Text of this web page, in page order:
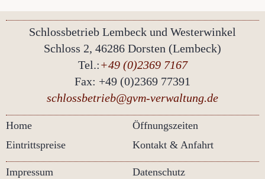
Schlossbetrieb Lembeck und Westerwinkel
Schloss 2, 46286 Dorsten (Lembeck)
Tel.:+49 (0)2369 7167
Fax: +49 (0)2369 77391
schlossbetrieb@gvm-verwaltung.de
Home
Öffnungszeiten
Eintrittspreise
Kontakt & Anfahrt
Impressum Datenschutz